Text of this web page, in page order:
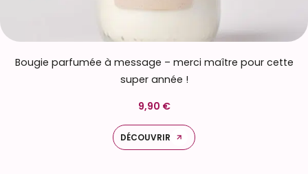
Bougie parfumée à message – merci maître pour cette
super année !
9,90 €
DÉCOUVRIR